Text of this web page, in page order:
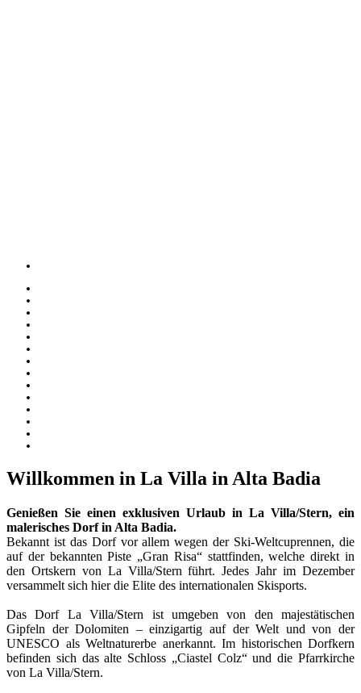
Willkommen in La Villa in Alta Badia
Genießen Sie einen exklusiven Urlaub in La Villa/Stern, ein
malerisches Dorf in Alta Badia.
Bekannt ist das Dorf vor allem wegen der Ski-Weltcuprennen, die
auf der bekannten Piste „Gran Risa“ stattfinden, welche direkt in
den Ortskern von La Villa/Stern führt. Jedes Jahr im Dezember
versammelt sich hier die Elite des internationalen Skisports.
Das Dorf La Villa/Stern ist umgeben von den majestätischen
Gipfeln der Dolomiten – einzigartig auf der Welt und von der
UNESCO als Weltnaturerbe anerkannt. Im historischen Dorfkern
befinden sich das alte Schloss „Ciastel Colz“ und die Pfarrkirche
von La Villa/Stern.